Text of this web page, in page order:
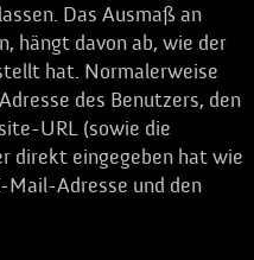
Das Ausmaß an
hängt davon ab, wie der
hat. Normalerweise
des Benutzers, den
URL (sowie die
direkt eingegeben hat wie
Mail-Adresse und den